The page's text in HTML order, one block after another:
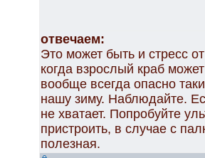
отвечаем:
Это может быть и стресс
когда взрослый краб
вообще всегда опасно
нашу зиму. Наблюдайте.
не хватает. Попробуйте
пристроить, в случае с
полезная.